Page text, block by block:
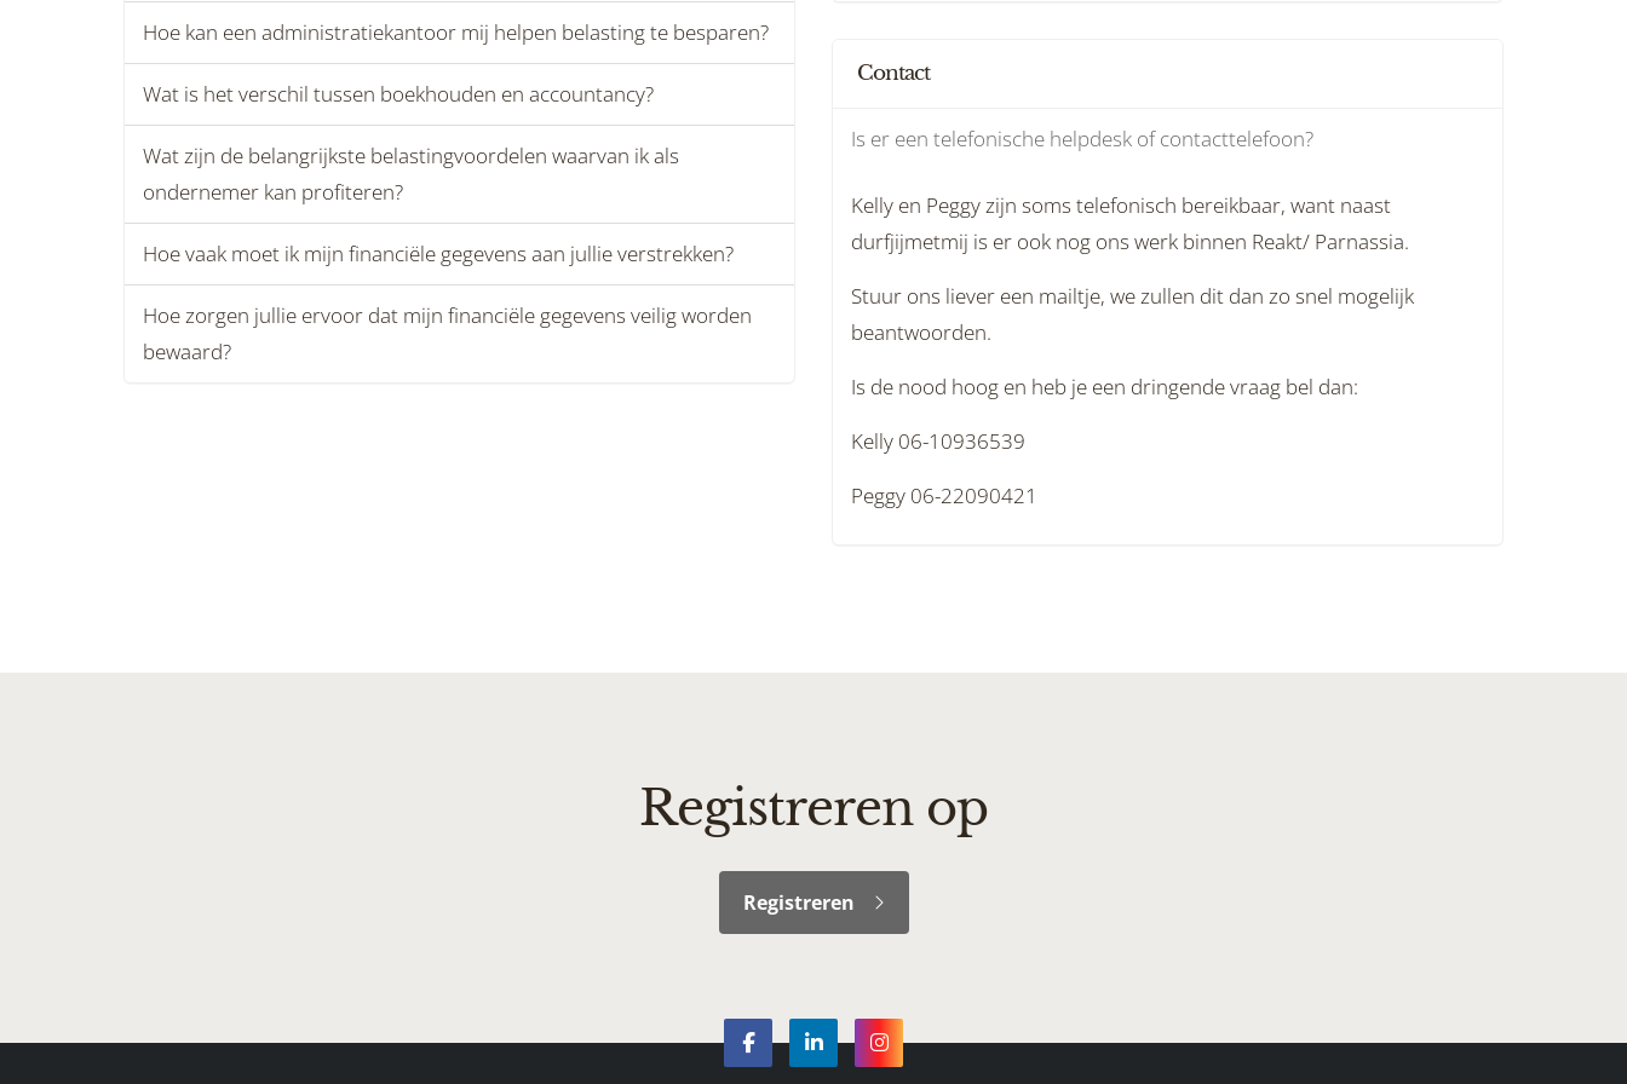
Hoe kan een administratiekantoor mij helpen belasting te besparen?
Wat is het verschil tussen boekhouden en accountancy?
Wat zijn de belangrijkste belastingvoordelen waarvan ik als
ondernemer kan profiteren?
Hoe vaak moet ik mijn financiële gegevens aan jullie verstrekken?
Hoe zorgen jullie ervoor dat mijn financiële gegevens veilig worden
bewaard?
Contact
Is er een telefonische helpdesk of contacttelefoon?
Kelly en Peggy zijn soms telefonisch bereikbaar, want naast
durfjijmetmij is er ook nog ons werk binnen Reakt/ Parnassia.
Stuur ons liever een mailtje, we zullen dit dan zo snel mogelijk
beantwoorden.
Is de nood hoog en heb je een dringende vraag bel dan:
Kelly 06-10936539
Peggy 06-22090421
Registreren op
Registreren